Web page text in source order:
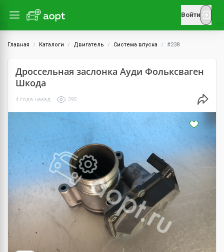
Войти
Главная Каталоги Двигатель Система впуска #238
Дроссельная заслонка Ауди Фольксваген
Шкода
4 года назад 395